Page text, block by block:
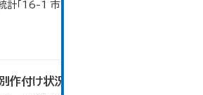
計「16-1 市町村内総生産」のデータを
作付け状況